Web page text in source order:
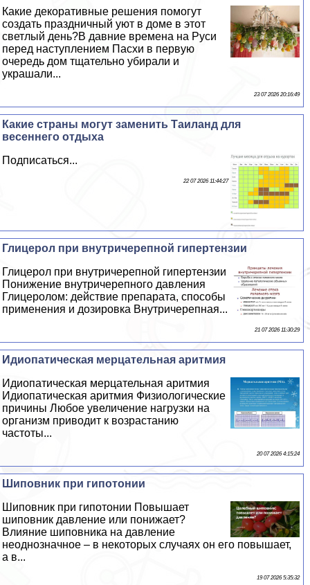
Какие декоративные решения помогут
создать праздничный уют в доме в этот
светлый день?В давние времена на Руси
перед наступлением Пасхи в первую
очередь дом тщательно убирали и
украшали...
23 07 2026 20:16:49
Какие страны могут заменить Таиланд для
весеннего отдыха
Подписаться...
22 07 2026 11:44:27
Глицерол при внутричерепной гипертензии
Глицерол при внутричерепной гипертензии
Понижение внутричерепного давления
Глицеролом: действие препарата, способы
применения и дозировка Внутричерепная...
21 07 2026 11:30:29
Идиопатическая мерцательная аритмия
Идиопатическая мерцательная аритмия
Идиопатическая аритмия Физиологические
причины Любое увеличение нагрузки на
организм приводит к возрастанию
частоты...
20 07 2026 4:15:24
Шиповник при гипотонии
Шиповник при гипотонии Повышает
шиповник давление или понижает?
Влияние шиповника на давление
неоднозначное – в некоторых случаях он его повышает,
а в...
19 07 2026 5:35:32